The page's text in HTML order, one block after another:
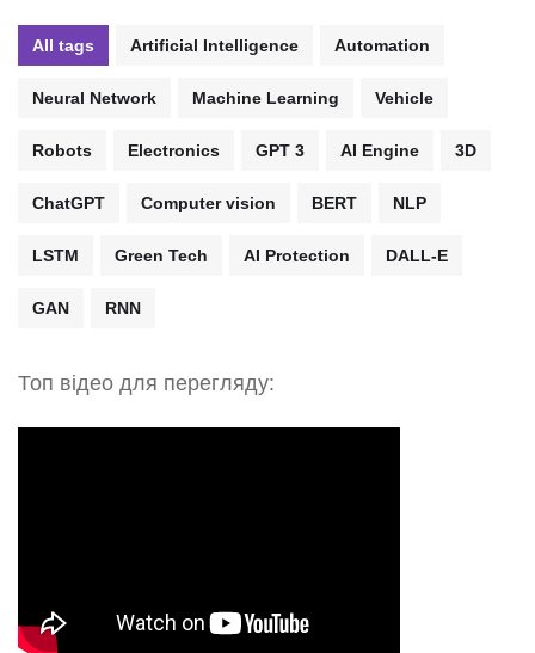
All tags Artificial Intelligence Automation
Neural Network Machine Learning Vehicle
Robots Electronics GPT 3 AI Engine 3D
ChatGPT Computer vision BERT NLP
LSTM Green Tech AI Protection DALL-E
GAN RNN
Топ відео для перегляду: